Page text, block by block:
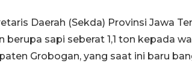
Daerah (Sekda) Provinsi Jawa
berupa sapi seberat 1,1 ton kepada
Grobogan, yang saat ini baru